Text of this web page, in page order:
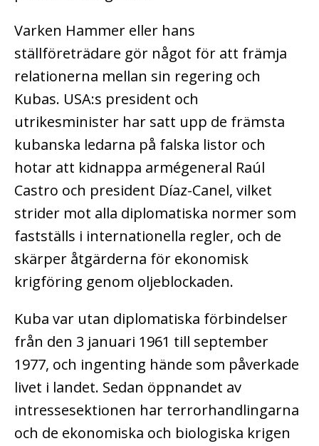
Varken Hammer eller hans
ställföreträdare gör något för att främja
relationerna mellan sin regering och
Kubas. USA:s president och
utrikesminister har satt upp de främsta
kubanska ledarna på falska listor och
hotar att kidnappa armégeneral Raúl
Castro och president Díaz-Canel, vilket
strider mot alla diplomatiska normer som
fastställs i internationella regler, och de
skärper åtgärderna för ekonomisk
krigföring genom oljeblockaden.
Kuba var utan diplomatiska förbindelser
från den 3 januari 1961 till september
1977, och ingenting hände som påverkade
livet i landet. Sedan öppnandet av
intressesektionen har terrorhandlingarna
och de ekonomiska och biologiska krigen